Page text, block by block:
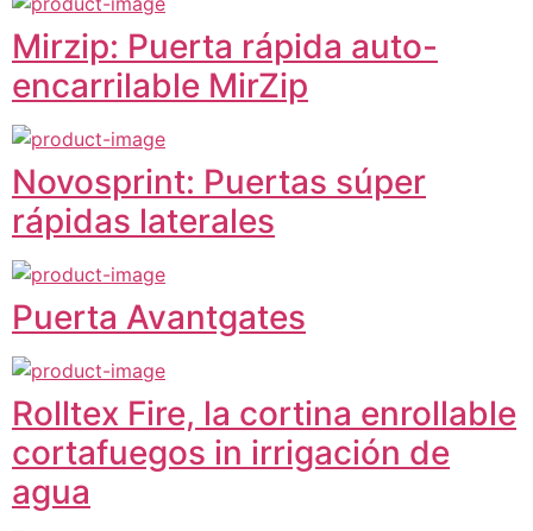
Mirzip: Puerta rápida auto-
encarrilable MirZip
Novosprint: Puertas súper
rápidas laterales
Puerta Avantgates
Rolltex Fire, la cortina enrollable
cortafuegos in irrigación de
agua